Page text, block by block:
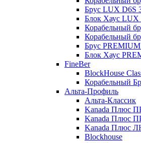
Брус LUX D6S
Блок Хаус LUX
Корабельный
Корабельный
Брус
Блок Хаус
FineBer
BlockHouse
Корабельный
Альта-Профиль
Альта-Классик
Kanada Плюс
Kanada Плюс
Kanada Плюс
Blockhouse